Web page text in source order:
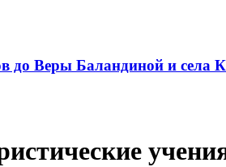
до Веры Баландиной и села